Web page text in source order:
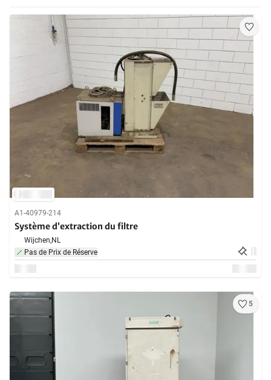
A1-40979-214
Système d’extraction du filtre
Wijchen,NL
Pas de Prix de Réserve
5